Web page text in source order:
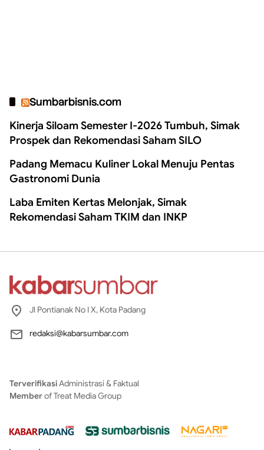
Sumbarbisnis.com
Kinerja Siloam Semester I-2026 Tumbuh, Simak
Prospek dan Rekomendasi Saham SILO
Padang Memacu Kuliner Lokal Menuju Pentas
Gastronomi Dunia
Laba Emiten Kertas Melonjak, Simak
Rekomendasi Saham TKIM dan INKP
Jl Pontianak No I X, Kota Padang
redaksi@kabarsumbar.com
TerverifikasiAdministrasi & Faktual
Memberof Treat Media Group